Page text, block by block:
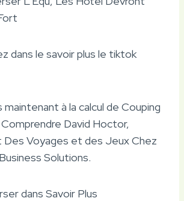
dans le savoir plus le tiktok
à la calcul de Couping
David Hoctor,
Des Voyages et des Jeux Chez
Solutions.
dans Savoir Plus